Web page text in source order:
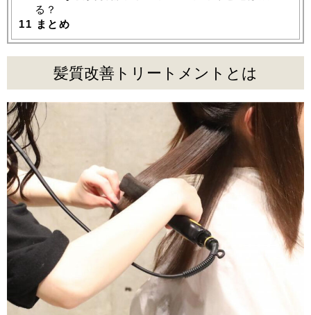
る？
11 まとめ
髪質改善トリートメントとは